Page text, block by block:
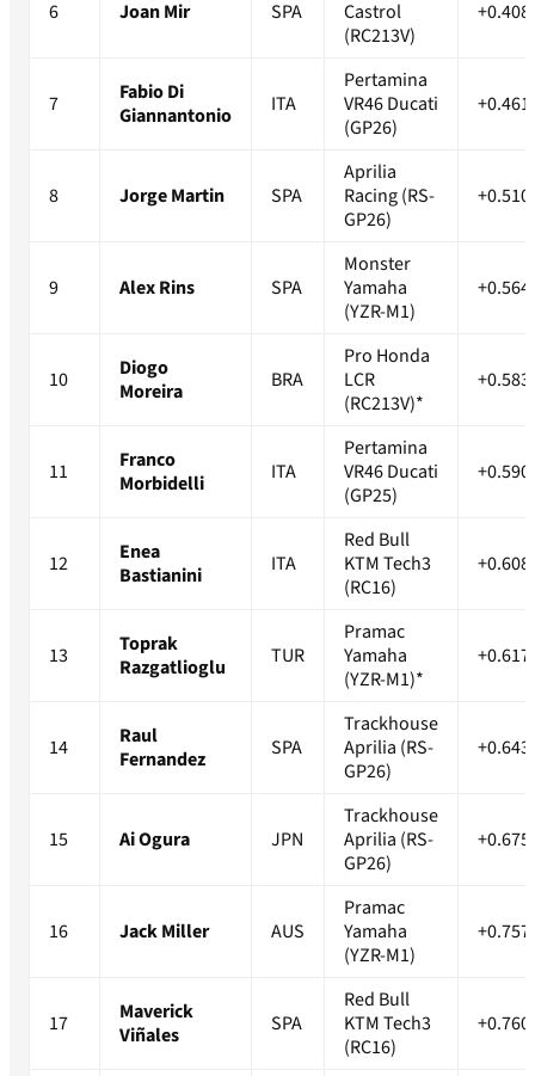
6 Joan Mir SPA
Castrol
(RC213V)
7
Fabio Di
Giannantonio
ITA
Pertamina
VR46 Ducati
(GP26)
8 Jorge Martin SPA
Aprilia
Racing (RS-
GP26)
9 Alex Rins SPA
Monster
Yamaha
(YZR-M1)
10
Diogo
Moreira
BRA
Pro Honda
LCR
(RC213V)*
11
Franco
Morbidelli
ITA
Pertamina
VR46 Ducati
(GP25)
12
Enea
Bastianini
ITA
Red Bull
KTM Tech3
(RC16)
13
Toprak
Razgatlioglu
TUR
Pramac
Yamaha
(YZR-M1)*
14
Raul
Fernandez
SPA
Trackhouse
Aprilia (RS-
GP26)
15 Ai Ogura JPN
Trackhouse
Aprilia (RS-
GP26)
16 Jack Miller AUS
Pramac
Yamaha
(YZR-M1)
17
Maverick
Viñales
SPA
Red Bull
KTM Tech3
(RC16)